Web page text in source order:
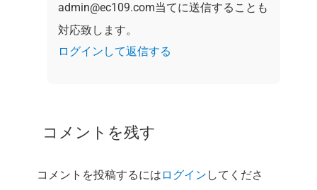
admin@ec109.com当てに送信することも
対応致します。
ログインして返信する
コメントを残す
コメントを投稿するには ログイン してくださ